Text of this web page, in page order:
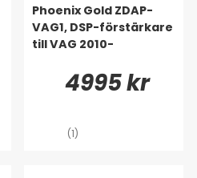
Phoenix Gold ZDAP-
VAG1, DSP-förstärkare
till VAG 2010-
4995 kr
(1)